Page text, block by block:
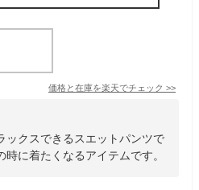
価格と在庫を楽天でチェック >>
ックスできるスエットパンツで
に着たくなるアイテムです。